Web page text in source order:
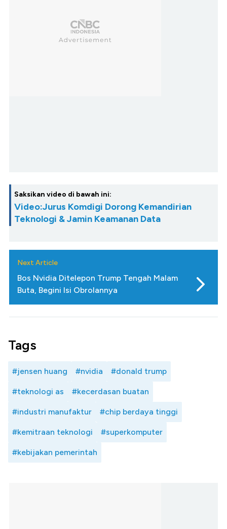
Saksikan video di bawah ini:
Video:Jurus Komdigi Dorong Kemandirian
Teknologi & Jamin Keamanan Data
Next Article
Bos Nvidia Ditelepon Trump Tengah Malam
Buta, Begini Isi Obrolannya
Tags
#jensen huang #nvidia #donald trump
#teknologi as #kecerdasan buatan
#industri manufaktur #chip berdaya tinggi
#kemitraan teknologi #superkomputer
#kebijakan pemerintah